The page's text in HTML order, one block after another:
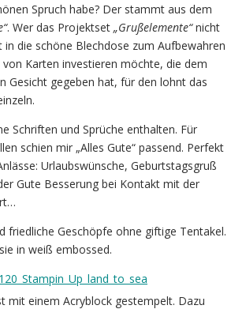
Spruch habe? Der stammt aus dem
. Wer das Projektset „Grußelemente“nicht
in die schöne Blechdose zum Aufbewahren
von Karten investieren möchte, die dem
Gesicht gegeben hat, für den lohnt das
Schriften und Sprüche enthalten. Für
schien mir „Alles Gute“ passend. Perfekt
Urlaubswünsche, Geburtstagsgruß
Gute Besserung bei Kontakt mit der
friedliche Geschöpfe ohne giftige Tentakel.
in weiß embossed.
mit einem Acryblock gestempelt. Dazu